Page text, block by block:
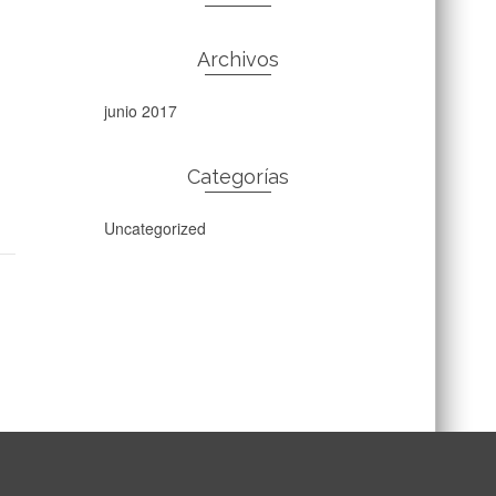
Archivos
junio 2017
Categorías
Uncategorized